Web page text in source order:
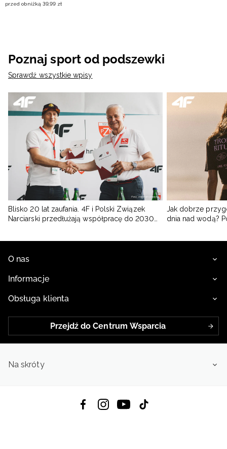
przed obniżką 39,99 zł
Poznaj sport od podszewki
Sprawdź wszystkie wpisy
Blisko 20 lat zaufania. 4F i Polski Związek
Narciarski przedłużają współpracę do 2030
Jak dobrze
dnia nad wodą?
O nas
Informacje
Obsługa klienta
Przejdź do Centrum Wsparcia
Na skróty